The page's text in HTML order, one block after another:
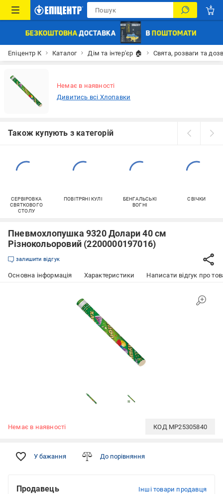
Епіцентр К Каталог Дім та інтер'єр 🏠 Свята, розваги та
Немає в наявності
Дивитись всі Хлопавки
Також купують з категорій
СЕРВІРОВКА
СВЯТКОВОГО
СТОЛУ
ПОВІТРЯНІ КУЛІ
БЕНГАЛЬСЬКІ
ВОГНІ
СВІЧКИ
Пневмохлопушка 9320 Долари 40 см
Різнокольоровий (2200000197016)
залишити відгук
Основна інформація Характеристики Написати відгук про
Немає в наявності КОД MP25305840
У бажання До порівняння
Продавець Інші товари продавця